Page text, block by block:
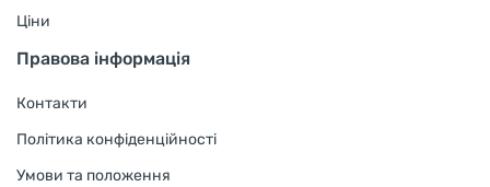
Ціни
Правова інформація
Контакти
Політика конфіденційності
Умови та положення